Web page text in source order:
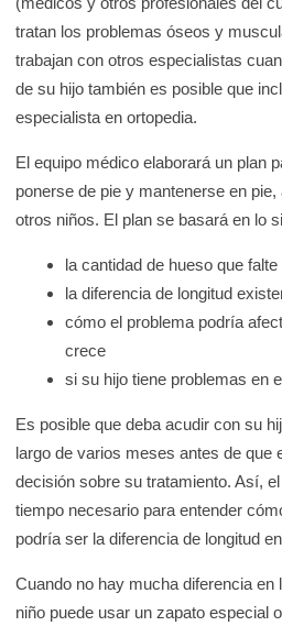
tratan los problemas óseos y
trabajan con otros especialistas
de su hijo también es posible que
especialista en ortopedia.
El equipo médico elaborará un plan
ponerse de pie y mantenerse en
otros niños. El plan se basará en lo
la cantidad de hueso que falte
la diferencia de longitud
cómo el problema podría
crece
si su hijo tiene problemas en
Es posible que deba acudir con su
largo de varios meses antes de que
decisión sobre su tratamiento. Así,
tiempo necesario para entender
podría ser la diferencia de longitud
Cuando no hay mucha diferencia en
niño puede usar un zapato especial